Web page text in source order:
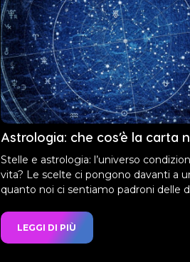
Astrologia: che cos’è la carta
Stelle e astrologia: l’universo
vita? Le scelte ci pongono davanti a
quanto noi ci sentiamo padroni delle
LEGGI DI PIÙ